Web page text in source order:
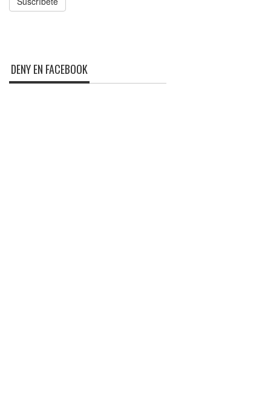
DENY EN FACEBOOK